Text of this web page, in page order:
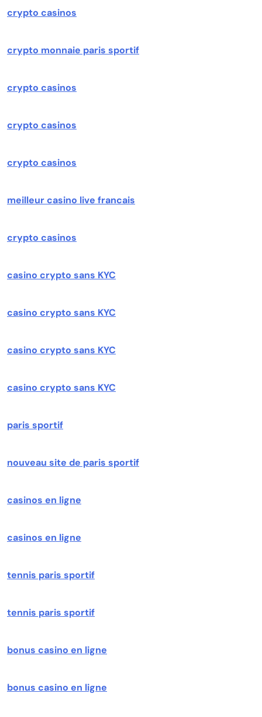
crypto casinos
crypto monnaie paris sportif
crypto casinos
crypto casinos
crypto casinos
meilleur casino live francais
crypto casinos
casino crypto sans KYC
casino crypto sans KYC
casino crypto sans KYC
casino crypto sans KYC
paris sportif
nouveau site de paris sportif
casinos en ligne
casinos en ligne
tennis paris sportif
tennis paris sportif
bonus casino en ligne
bonus casino en ligne